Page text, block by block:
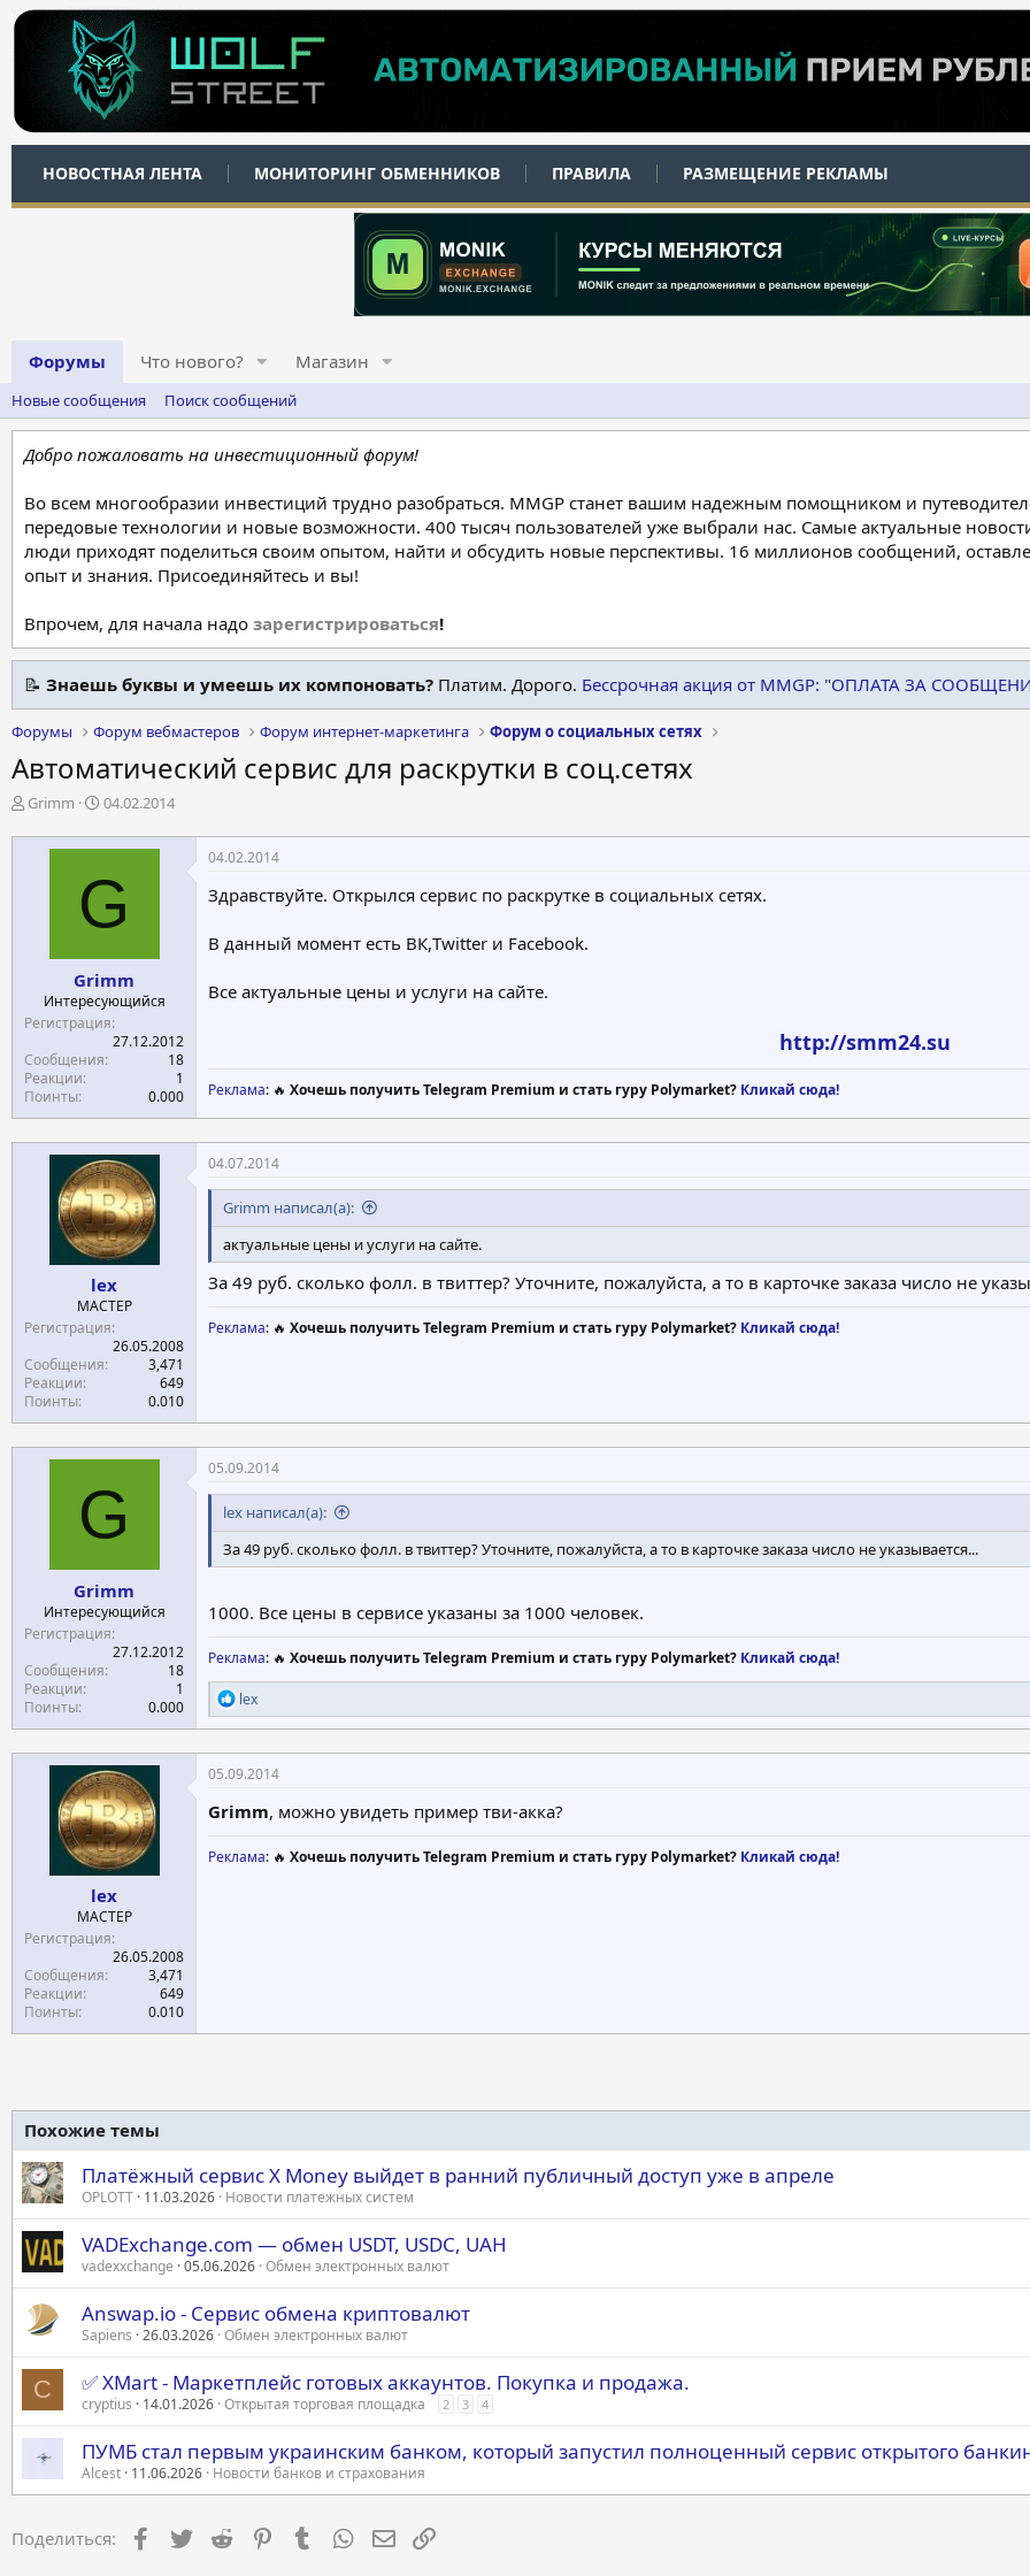
НОВОСТНАЯ ЛЕНТА МОНИТОРИНГ ОБМЕННИКОВ ПРАВИЛА РАЗМЕЩЕНИЕ РЕКЛАМЫ
Форумы Что нового? Магазин
Новые сообщения Поиск сообщений
Добро пожаловать на инвестиционный форум!
Во всем многообразии инвестиций трудно разобраться. MMGP станет вашим надежным помощником и
передовые технологии и новые возможности. 400 тысяч пользователей уже выбрали нас. Самые актуальные
люди приходят поделиться своим опытом, найти и обсудить новые перспективы. 16 миллионов сообщений,
опыт и знания. Присоединяйтесь и вы!
Впрочем, для начала надо зарегистрироваться!
📝 Знаешь буквы и умеешь их компоновать? Платим. Дорого. Бессрочная акция от MMGP: "ОПЛАТА ЗА
Форумы Форум вебмастеров Форум интернет-маркетинга Форум о социальных сетях
Автоматический сервис для раскрутки в соц.сетях
А
т
Grimm
Д
т
н
а
ч
а
04.02.2014
G
Grimm
Интересующийся
Регистрация
27.12.2012
Сообщения
18
Реакции
1
Поинты
0.000
04.02.2014
Здравствуйте. Открылся сервис по раскрутке в социальных сетях.
В данный момент есть ВК,Twitter и Facebook.
Все актуальные цены и услуги на сайте.
http://smm24.su
Реклама: 🔥 Хочешь получить Telegram Premium и стать гуру Polymarket? Кликай сюда!
lex
МАСТЕР
Регистрация
26.05.2008
Сообщения
3,471
Реакции
649
Поинты
0.010
04.07.2014
Grimm написал(а):
актуальные цены и услуги на сайте.
За 49 руб. сколько фолл. в твиттер? Уточните, пожалуйста, а то в карточке заказа число не
Реклама: 🔥 Хочешь получить Telegram Premium и стать гуру Polymarket? Кликай сюда!
G
Grimm
Интересующийся
Регистрация
27.12.2012
Сообщения
18
Реакции
1
Поинты
0.000
05.09.2014
lex написал(а):
За 49 руб. сколько фолл. в твиттер? Уточните, пожалуйста, а то в карточке заказа число не указывается...
1000. Все цены в сервисе указаны за 1000 человек.
Реклама: 🔥 Хочешь получить Telegram Premium и стать гуру Polymarket? Кликай сюда!
Р
е
а
к
ц
и
и
lex
lex
МАСТЕР
Регистрация
26.05.2008
Сообщения
3,471
Реакции
649
Поинты
0.010
05.09.2014
Grimm, можно увидеть пример тви-акка?
Реклама: 🔥 Хочешь получить Telegram Premium и стать гуру Polymarket? Кликай сюда!
Похожие темы
Платёжный сервис X Money выйдет в ранний публичный доступ уже в апреле
OPLOTT 11.03.2026 Новости платежных систем
VADExchange.com — обмен USDT, USDC, UAH
vadexxchange 05.06.2026 Обмен электронных валют
Answap.io - Сервис обмена криптовалют
Sapiens 26.03.2026 Обмен электронных валют
C ✅ XMart - Маркетплейс готовых аккаунтов. Покупка и продажа.
cryptius 14.01.2026 Открытая торговая площадка 2 3 4
ПУМБ стал первым украинским банком, который запустил полноценный сервис открытого
Alcest 11.06.2026 Новости банков и страхования
Поделиться: Facebook
Twitter Reddit PinterestTumblrWhatsAppЭлектронная почта